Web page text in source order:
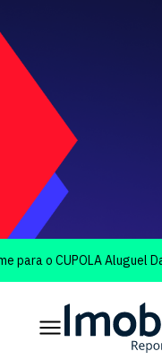
Aluguel Day